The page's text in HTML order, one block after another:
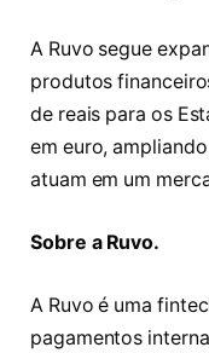
A Ruvo segue
produtos
de reais para os
em euro,
atuam em um
Sobre a Ruvo.
A Ruvo é uma
pagamentos